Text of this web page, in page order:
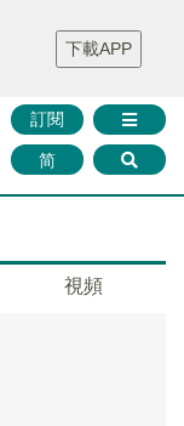
財華證券 媒體矩陣
智庫沙龍
聯絡我們
訂閱
简
下載APP
視頻